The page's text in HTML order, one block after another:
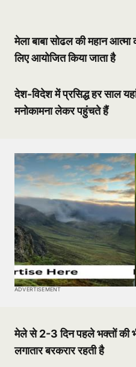
मेला बाबा सोढल की महान
लिए आयोजित किया जाता है
देश-विदेश में प्रसिद्ध हर साल
मनोकामना लेकर पहुंचते हैं
ADVERTISEMENT
मेले से 2-3 दिन पहले भक्तों की
लगातार बरकरार रहती है